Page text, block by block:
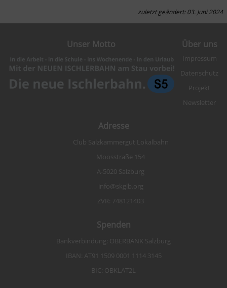
zuletzt geändert: 03. Juni 2024
Unser Motto Über uns
Impressum
Datenschutz
Projekt
Newsletter
Adresse
Club Salzkammergut Lokalbahn
Moosstraße 154
A-5020 Salzburg
info@skglb.org
ZVR: 748121403
Spenden
Bankverbindung: OBERBANK Salzburg
IBAN: AT91 1509 0001 1114 3145
BIC: OBKLAT2L